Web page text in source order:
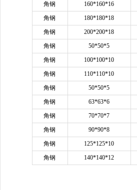
角钢
160*160*16
角钢
180*180*18
角钢
200*200*18
角钢
50*50*5
角钢
100*100*10
角钢
110*110*10
角钢
50*50*5
角钢
63*63*6
角钢
70*70*7
角钢
90*90*8
角钢
125*125*10
角钢
140*140*12